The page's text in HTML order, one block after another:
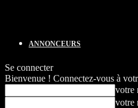
ANNONCEURS
Se connecter
Bienvenue ! Connectez-vous à
votre
votre